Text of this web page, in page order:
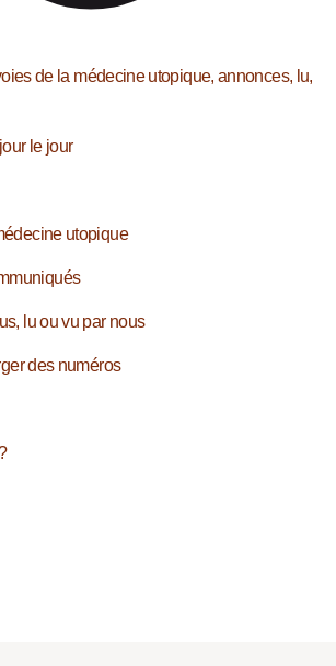
de la médecine utopique, annonces, lu,
le jour
utopique
lu ou vu par nous
des numéros